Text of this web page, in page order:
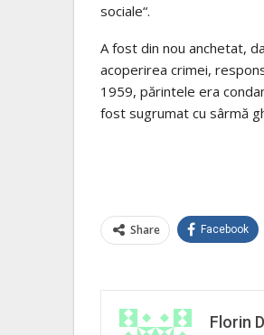
sociale“.
A fost din nou anchetat,
acoperirea crimei,
1959, părintele era
fost sugrumat cu sârmă
Share Facebook
Florin